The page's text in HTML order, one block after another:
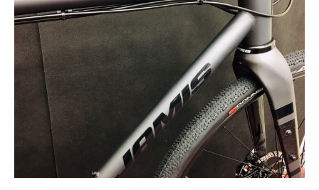
サービス全般
修理・メンテナンス工賃
盗難保証
SpotMateログイン